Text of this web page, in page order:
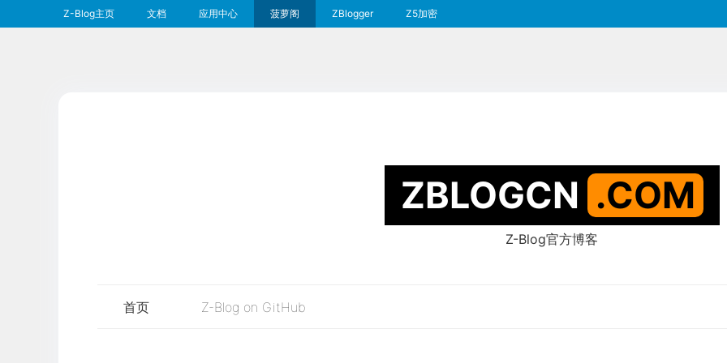
Z-Blog主页 文档 应用中心 菠萝阁 ZBlogger Z5加密
ZBLOGCN .COM
Z-Blog官方博客
首页 Z-Blog on GitHub